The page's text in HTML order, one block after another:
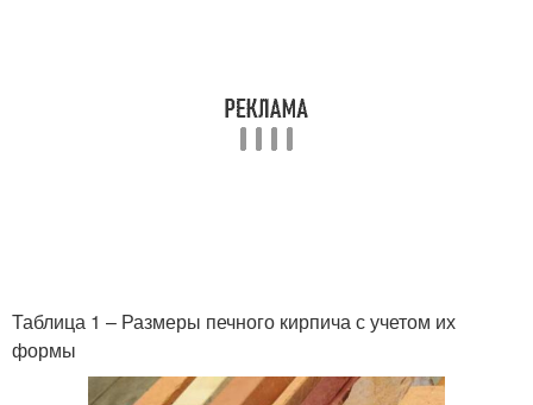
Таблица 1 – Размеры печного кирпича с учетом их
формы